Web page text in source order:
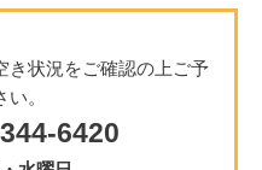
き状況をご確認の上ご予
。
6420